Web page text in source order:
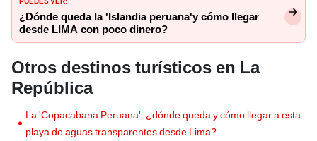
¿Dónde queda la 'Islandia peruana'y cómo llegar
desde LIMA con poco dinero?
Otros destinos turísticos en La
República
La 'Copacabana Peruana': ¿dónde queda y cómo llegar a esta
playa de aguas transparentes desde Lima?